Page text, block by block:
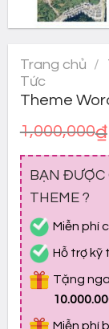
Trang chủ /
Tức
Theme
1,000,000₫
BẠN ĐƯỢC
THEME ?
Miễn phí
Hỗ trợ kỹ
Tặng
Miễn phí